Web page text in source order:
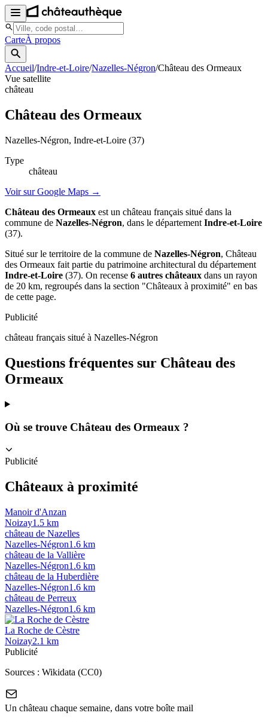
CarteÀ propos
Accueil/Indre-et-Loire/Nazelles-Négron/Château des Ormeaux
Vue satellite
château
Château des Ormeaux
Nazelles-Négron, Indre-et-Loire (37)
Type
château
Voir sur Google Maps →
Château des Ormeaux est un château français situé dans la
commune de Nazelles-Négron, dans le département Indre-et-Loire
(37).
Situé sur le territoire de la commune de Nazelles-Négron, Château
des Ormeaux fait partie du patrimoine architectural du département
Indre-et-Loire (37). On recense 6 autres châteaux dans un rayon
de 20 km, regroupés dans la section "Châteaux à proximité" en bas
de cette page.
Publicité
château français situé à Nazelles-Négron
Questions fréquentes sur Château des
Ormeaux
Où se trouve Château des Ormeaux ?
Publicité
Châteaux à proximité
Manoir d'Anzan
Noizay1.5 km
château de Nazelles
Nazelles-Négron1.6 km
château de la Vallière
Nazelles-Négron1.6 km
château de la Huberdière
Nazelles-Négron1.6 km
château de Perreux
Nazelles-Négron1.6 km
La Roche de Cèstre
Noizay2.1 km
Publicité
Sources : Wikidata (CC0)
Un château chaque semaine, dans votre boîte mail